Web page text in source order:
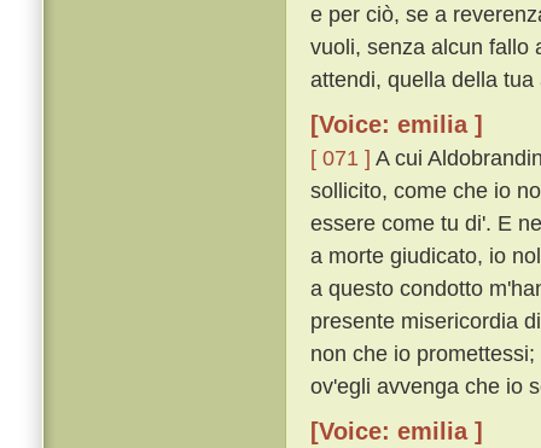
e per ciò, se a
vuoli, senza alcun fallo
attendi, quella della tua
[Voice: emilia ]
[ 071 ] A cui
sollicito, come che io
essere come tu di'. E
a morte giudicato, io
a questo condotto
presente misericordia
non che io
ov'egli avvenga che io
[Voice: emilia ]